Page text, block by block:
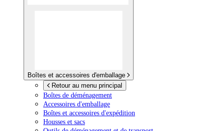
Boîtes et accessoires d'emballage
Retour au menu principal
Boîtes de déménagement
Accessoires d'emballage
Boîtes et accessoires d'expédition
Housses et sacs